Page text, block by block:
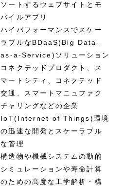
ソートするウェブサイトとモ
バイルアプリ
ハイパフォーマンスでスケー
ラブルなBDaaS(Big Data-
as-a-Service)ソリューション
コネクテッドプロダクト、ス
マートシティ、コネクテッド
交通、スマートマニュファク
チャリングなどの企業
IoT(Internet of Things)環境
の迅速な開発とスケーラブル
な管理
構造物や機械システムの動的
シミュレーションや寿命計算
のための高度な工学解析・構